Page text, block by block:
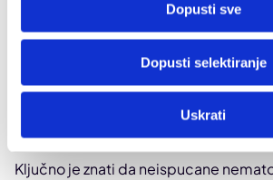
Dopusti sve
Dopusti selektiranje
Uskrati
mikroskopskih žarnih stanica
Svaka nematocista funkcionira poput
harpuna: pri kontaktu s kožom
ubrizgava otrov direktno u tkivo, bez
kontrolira.
Ključno je znati da neispucane